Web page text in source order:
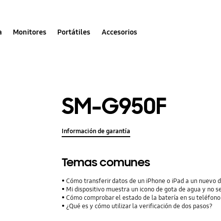
Monitores Portátiles Accesorios
SM-G950F
Información de garantía
Temas comunes
Cómo transferir datos de un iPhone o iPad a un nuevo
Mi dispositivo muestra un icono de gota de agua y no
Cómo comprobar el estado de la batería en su
¿Qué es y cómo utilizar la verificación de dos pasos?